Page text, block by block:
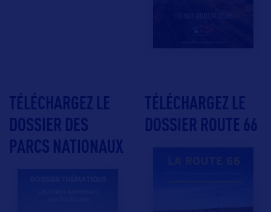
TÉLÉCHARGEZ LE
DOSSIER DES
PARCS NATIONAUX
TÉLÉCHARGEZ LE
DOSSIER ROUTE 66